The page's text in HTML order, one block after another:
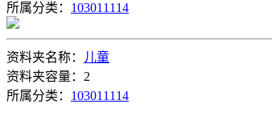
所属分类： 103011114
资料夹名称：
儿童
资料夹容量：2
所属分类： 103011114